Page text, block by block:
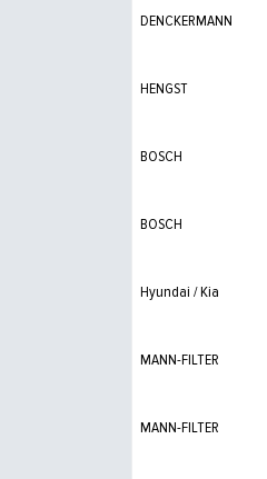
DENCKERMANN
HENGST
BOSCH
BOSCH
Hyundai / Kia
MANN-FILTER
MANN-FILTER